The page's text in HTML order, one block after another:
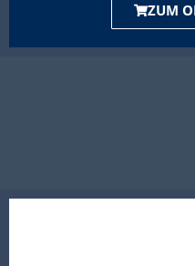
ZUM